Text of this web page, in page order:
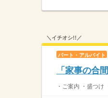
＼イチオシ!!／
パート・アルバイト
「家事の合
・ご案内 ・盛つ